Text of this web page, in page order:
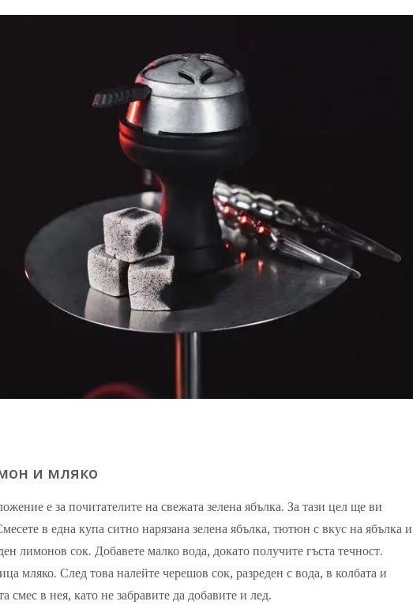
и мляко
е за почитателите на свежата зелена ябълка. За тази цел ще ви
в една купа ситно нарязана зелена ябълка, тютюн с вкус на ябълка и
лимонов сок. Добавете малко вода, докато получите гъста течност.
мляко. След това налейте черешов сок, разреден с вода, в колбата и
смес в нея, като не забравите да добавите и лед.